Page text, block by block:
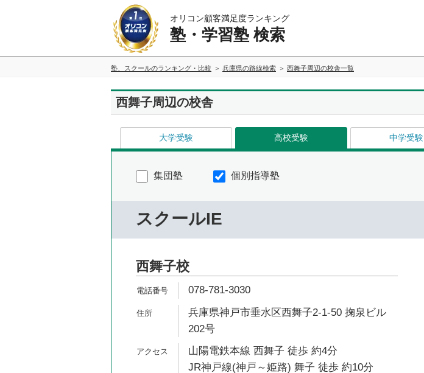
オリコン顧客満足度ランキング
塾・学習塾 検索
塾、スクールのランキング・比較 兵庫県の路線検索 西舞子周辺の校舎一覧
西舞子周辺の校舎
大学受験 高校受験 中学受験
集団塾 個別指導塾
スクールIE
西舞子校
078-781-3030
兵庫県神戸市垂水区西舞子2-1-50 掬泉ビル
202号
山陽電鉄本線 西舞子 徒歩 約4分
JR神戸線(神戸～姫路) 舞子 徒歩 約10分